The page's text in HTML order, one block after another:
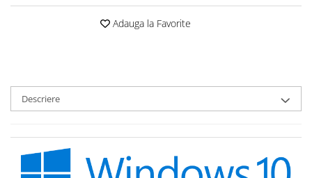
Adauga la Favorite
Descriere